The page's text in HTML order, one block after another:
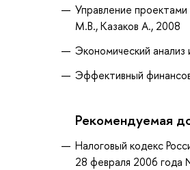
Управление
М.В., Казаков А., 2008
Экономический анализ
Эффективный
Рекомендуемая
Налоговый кодекс
28 февраля 2006